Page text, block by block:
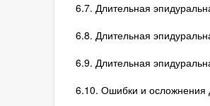
6.7. Длительная
6.8. Длительная
6.9. Длительная
6.10. Ошибки и осложнения